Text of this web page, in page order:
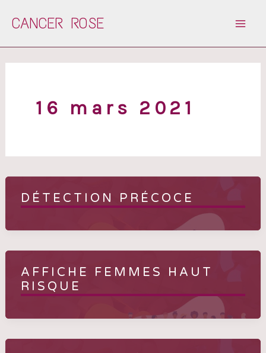
CANCER ROSE
16 mars 2021
DÉTECTION PRÉCOCE
AFFICHE FEMMES HAUT
RISQUE